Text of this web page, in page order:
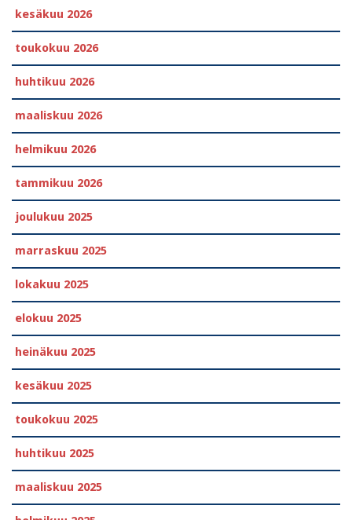
kesäkuu 2026
toukokuu 2026
huhtikuu 2026
maaliskuu 2026
helmikuu 2026
tammikuu 2026
joulukuu 2025
marraskuu 2025
lokakuu 2025
elokuu 2025
heinäkuu 2025
kesäkuu 2025
toukokuu 2025
huhtikuu 2025
maaliskuu 2025